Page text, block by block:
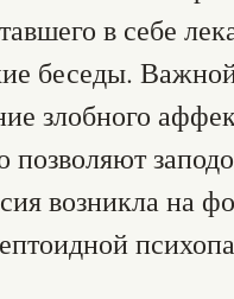
в себе
беседы.
злобного
позволяют
возникла на